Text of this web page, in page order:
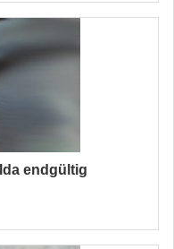
endgültig